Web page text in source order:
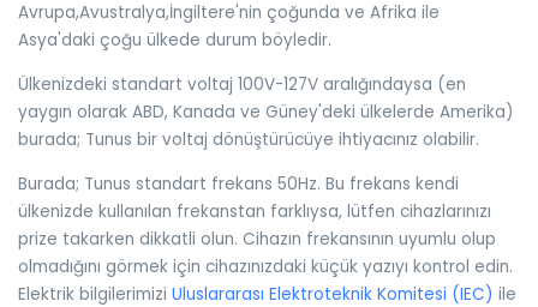
Avrupa,Avustralya,İngiltere'nin çoğunda ve Afrika ile
Asya'daki çoğu ülkede durum böyledir.
Ülkenizdeki standart voltaj 100V-127V aralığındaysa (en
yaygın olarak ABD, Kanada ve Güney'deki ülkelerde Amerika)
burada; Tunus bir voltaj dönüştürücüye ihtiyacınız olabilir.
Burada; Tunus standart frekans 50Hz. Bu frekans kendi
ülkenizde kullanılan frekanstan farklıysa, lütfen cihazlarınızı
prize takarken dikkatli olun. Cihazın frekansının uyumlu olup
olmadığını görmek için cihazınızdaki küçük yazıyı kontrol edin.
Elektrik bilgilerimizi Uluslararası Elektroteknik Komitesi (IEC) ile